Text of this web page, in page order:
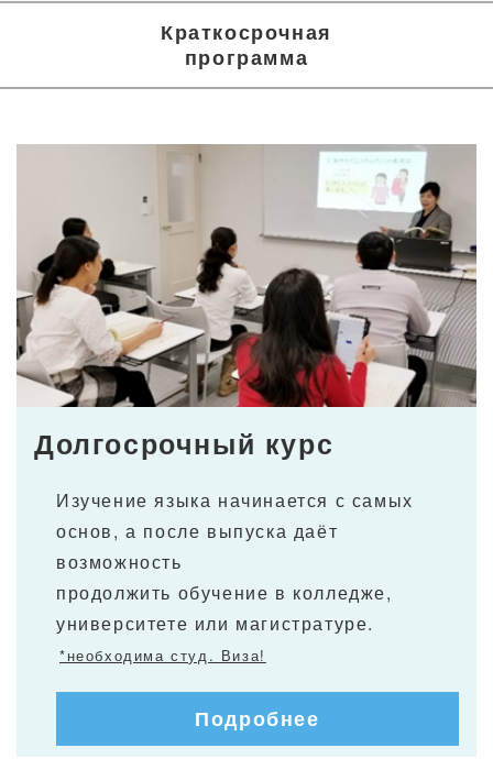
Краткосрочная
программа
Долгосрочный курс
Изучение языка начинается с самых
основ, а после выпуска даёт
возможность
продолжить обучение в колледже,
университете или магистратуре.
*необходима студ. Виза!
Подробнее